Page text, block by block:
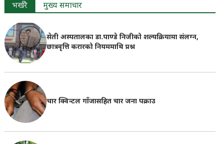
भर्खरै मुख्य समाचार
सेती अस्पतालका डा.पाण्डे निजीको शल्यक्रियामा संलग्न,
छात्रवृत्ति करारको नियममाथि प्रश्न
चार क्विन्टल गाँजासहित चार जना पक्राउ